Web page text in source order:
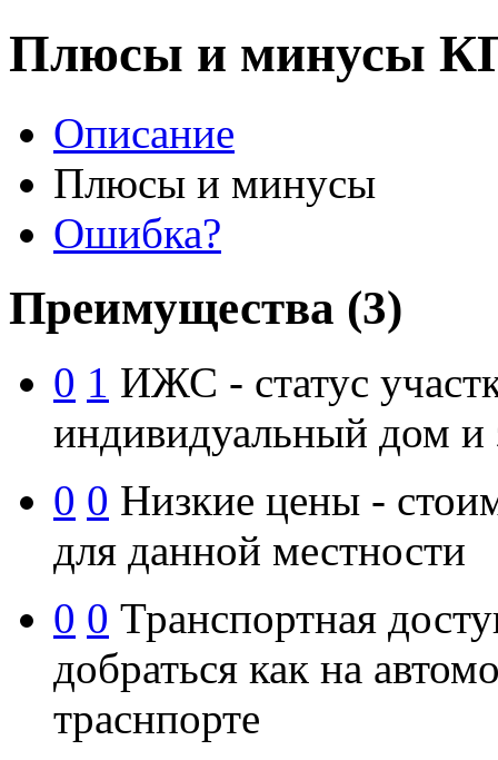
Плюсы и минусы
Описание
Плюсы и минусы
Ошибка?
Преимущества (3)
0 1 ИЖС - статус
индивидуальный дом и
0 0 Низкие цены -
для данной местности
0 0 Транспортная
добраться как на
траснпорте